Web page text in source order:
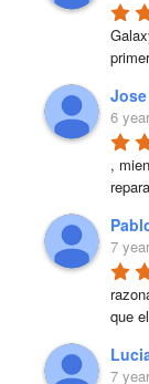
6
,
7
que
7